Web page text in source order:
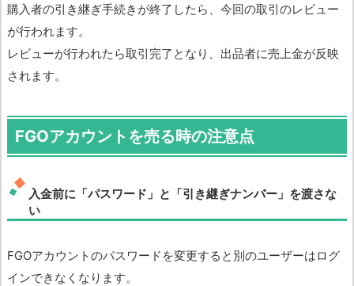
購入者の引き継ぎ手続きが終了したら、今回の取引のレビュー
が行われます。
レビューが行われたら取引完了となり、出品者に売上金が反映
されます。
FGOアカウントを売る時の注意点
入金前に「パスワード」と「引き継ぎナンバー」を渡さな
い
FGOアカウントのパスワードを変更すると別のユーザーはログ
インできなくなります。